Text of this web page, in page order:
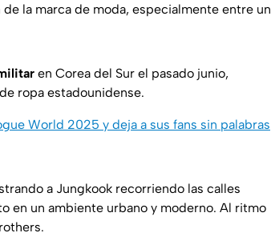
la marca de moda, especialmente entre un
en Corea del Sur el pasado junio,
ropa estadounidense.
World 2025 y deja a sus fans sin palabras
a Jungkook recorriendo las calles
en un ambiente urbano y moderno. Al ritmo